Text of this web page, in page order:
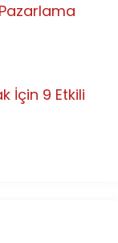
İçin 9 Etkili